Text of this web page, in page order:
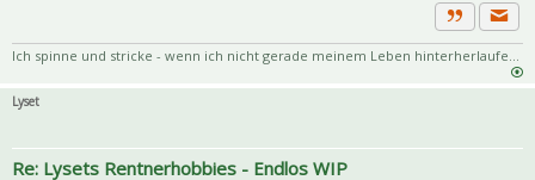
Zitat
Ich spinne und stricke - wenn ich nicht gerade meinem Leben hinterherlaufe...
Lyset
Re: Lysets Rentnerhobbies - Endlos WIP